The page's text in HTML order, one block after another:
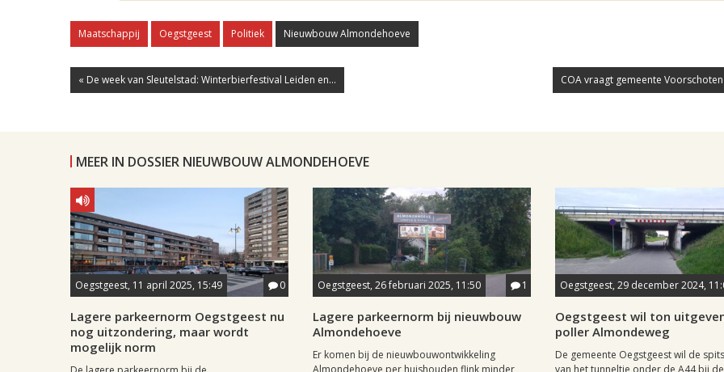
Maatschappij Oegstgeest Politiek Nieuwbouw Almondehoeve
« De week van Sleutelstad: Winterbierfestival Leiden en... COA vraagt gemeente
MEER IN DOSSIER NIEUWBOUW ALMONDEHOEVE
Oegstgeest, 11 april 2025, 15:49 0
Lagere parkeernorm Oegstgeest nu
nog uitzondering, maar wordt
mogelijk norm
Oegstgeest, 26 februari 2025, 11:50 1
Lagere parkeernorm bij nieuwbouw
Almondehoeve
Er komen bij de nieuwbouwontwikkeling
Almondehoeve per huishouden flink minder
Oegstgeest, 29 december 2024,
Oegstgeest wil ton
poller Almondeweg
De gemeente Oegstgeest wil de
van het tunneltje onder de A44 bij de